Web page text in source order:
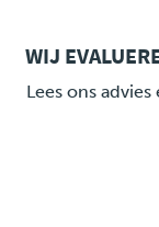
LINK
WIJ
Lees ons